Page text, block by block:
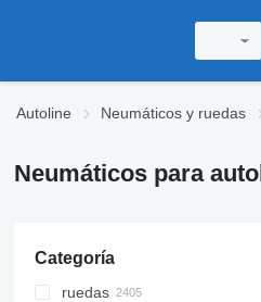
Autoline Neumáticos y ruedas
Neumáticos para
Categoría
ruedas